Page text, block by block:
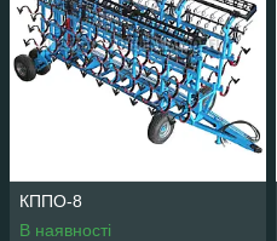
КППО-8
В наявності